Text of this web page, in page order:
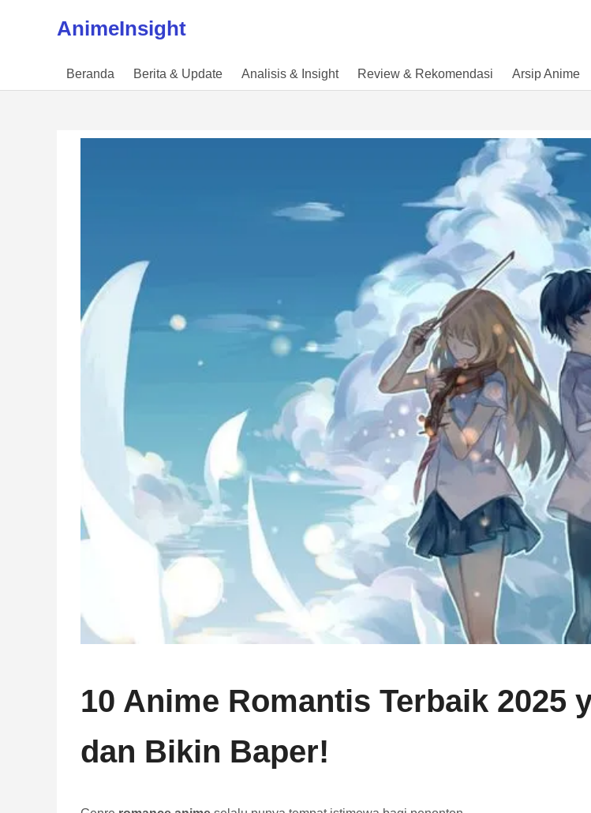
AnimeInsight
Beranda Berita & Update Analisis & Insight Review & Rekomendasi Arsip Anime
10 Anime Romantis Terbaik 2025
dan Bikin Baper!